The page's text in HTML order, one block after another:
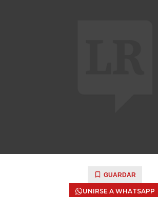
GUARDAR
UNIRSE A WHATSAPP